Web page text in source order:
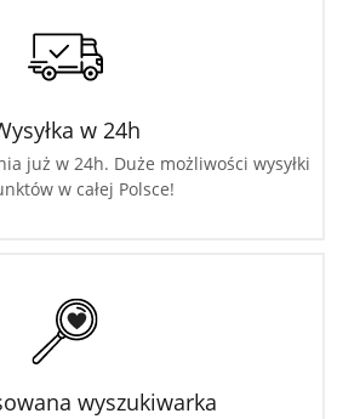
w 24h
już w 24h. Duże możliwości wysyłki
w całej Polsce!
wyszukiwarka